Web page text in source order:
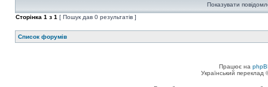
Показувати
Сторінка 1 з 1 [ Пошук дав 0 результатів ]
Список форумів
Працює на
Український